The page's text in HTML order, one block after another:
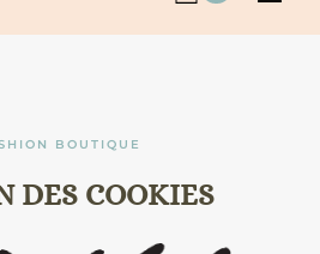
BOUTIQUE
DES COOKIES